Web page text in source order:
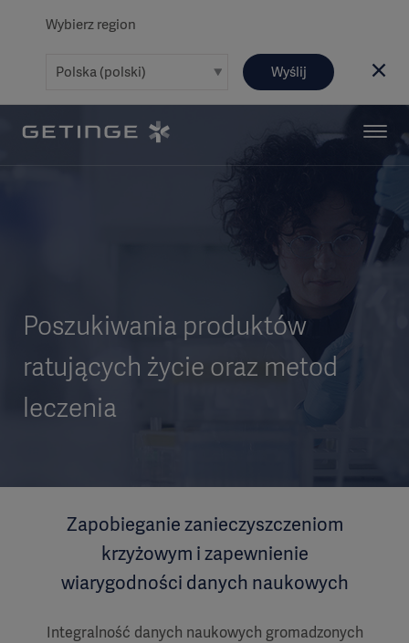
Wybierz region
Wyślij
Poszukiwania produktów
ratujących życie oraz metod
leczenia
Zapobieganie zanieczyszczeniom
krzyżowym i zapewnienie
wiarygodności danych naukowych
Integralność danych naukowych gromadzonych